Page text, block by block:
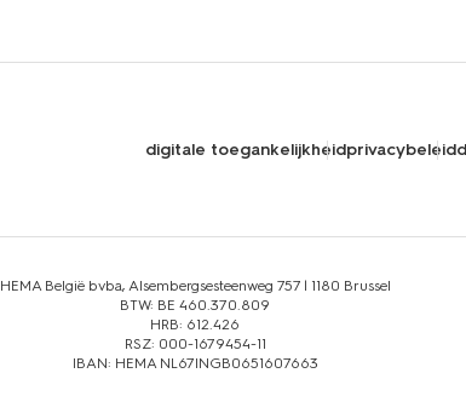
digitale toegankelijkheidprivacybeleid
HEMA België bvba, Alsembergsesteenweg 757 | 1180 Brussel
BTW: BE 460.370.809
HRB: 612.426
RSZ: 000-1679454-11
IBAN: HEMA NL67INGB0651607663